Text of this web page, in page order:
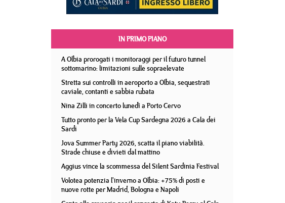
IN PRIMO PIANO
A Olbia prorogati i monitoraggi per il futuro tunnel
sottomarino: limitazioni sulle sopraelevate
Stretta sui controlli in aeroporto a Olbia, sequestrati
caviale, contanti e sabbia rubata
Nina Zilli in concerto lunedì a Porto Cervo
Tutto pronto per la Vela Cup Sardegna 2026 a Cala dei
Sardi
Jova Summer Party 2026, scatta il piano viabilità.
Strade chiuse e divieti dal mattino
Aggius vince la scommessa del Silent Sardinia Festival
Volotea potenzia l'inverno a Olbia: +75% di posti e
nuove rotte per Madrid, Bologna e Napoli